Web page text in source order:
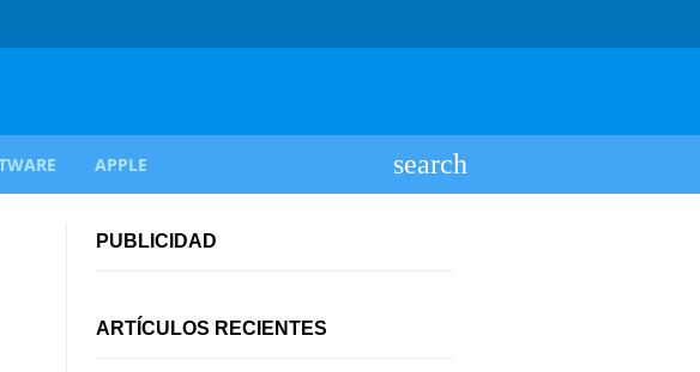
APPLE
PUBLICIDAD
ARTÍCULOS RECIENTES